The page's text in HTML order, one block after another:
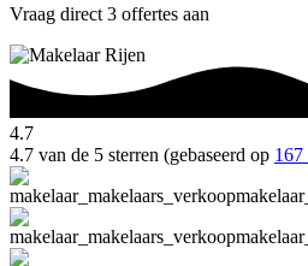
Vraag direct 3 offertes aan
4.7
4.7 van de 5 sterren (gebaseerd op 167